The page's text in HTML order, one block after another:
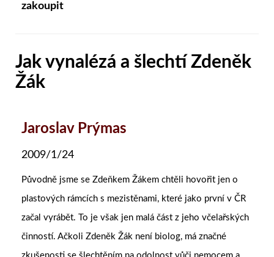
zakoupit
Jak vynalézá a šlechtí Zdeněk
Žák
Jaroslav Prýmas
2009/1/24
Původně jsme se Zdeňkem Žákem chtěli hovořit jen o
plastových rámcích s mezistěnami, které jako první v ČR
začal vyrábět. To je však jen malá část z jeho včelařských
činností. Ačkoli Zdeněk Žák není biolog, má značné